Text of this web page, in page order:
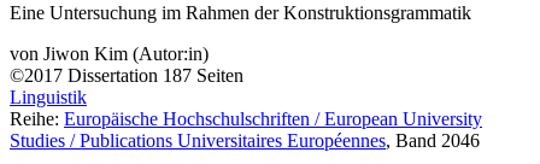
Eine Untersuchung im Rahmen der Konstruktionsgrammatik
von Jiwon Kim (Autor:in)
©2017 Dissertation 187 Seiten
Linguistik
Reihe: Europäische Hochschulschriften / European University
Studies / Publications Universitaires Européennes, Band 2046